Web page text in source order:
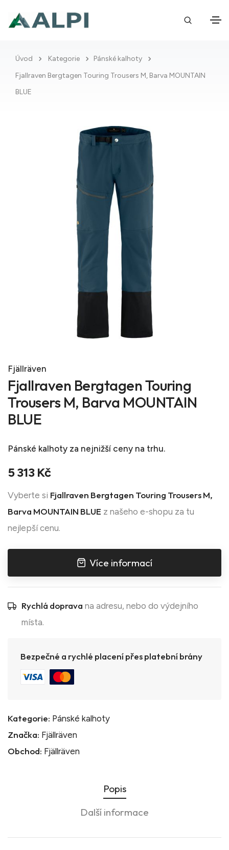
Úvod Kategorie
Pánské kalhoty
Fjallraven Bergtagen Touring Trousers M, Barva MOUNTAIN
BLUE
Fjällräven
Fjallraven Bergtagen Touring
Trousers M, Barva MOUNTAIN
BLUE
Pánské kalhoty za nejnižší ceny na trhu.
5 313 Kč
Vyberte si Fjallraven Bergtagen Touring Trousers M,
Barva MOUNTAIN BLUE z našeho e-shopu za tu
nejlepší cenu.
Více informací
Rychlá doprava na adresu, nebo do výdejního
místa.
Bezpečné a rychlé placení přes platební brány
Kategorie: Pánské kalhoty
Značka: Fjällräven
Obchod: Fjällräven
Popis
Další informace